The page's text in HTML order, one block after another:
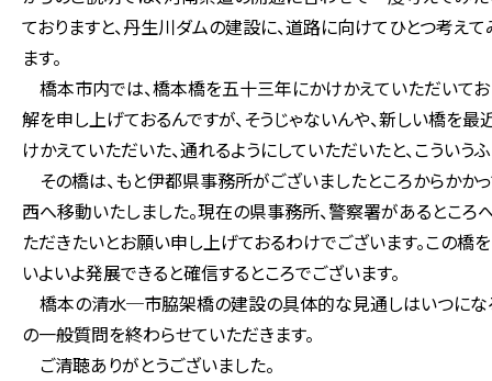
ておりますと、丹生川ダムの建設に、道路に向けてひとつ考え
ます。
橋本市内では、橋本橋を五十三年にかけかえていただいて
解を申し上げておるんですが、そうじゃないんや、新しい橋を
けかえていただいた、通れるようにしていただいたと、こういう
その橋は、もと伊都県事務所がございましたところからかか
西へ移動いたしました。現在の県事務所、警察署があるとこ
ただきたいとお願い申し上げておるわけでございます。この
いよいよ発展できると確信するところでございます。
橋本の清水─市脇架橋の建設の具体的な見通しはいつになる
の一般質問を終わらせていただきます。
ご清聴ありがとうございました。